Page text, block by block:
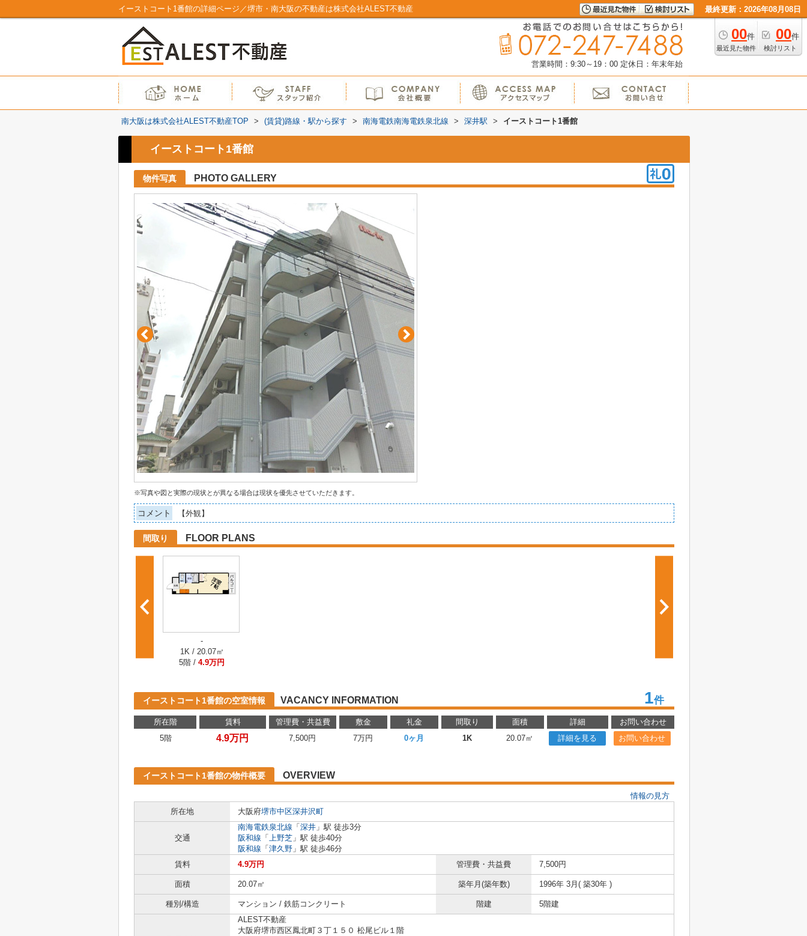
イーストコート1番館の詳細ページ／堺市・南大阪の不動産は株式会社ALEST不動産 最終更新：2026年08月08日
00件
最近見た物件
00件
検討リスト
営業時間：9:30～19：00 定休日：年末年始
南大阪は株式会社ALEST不動産TOP > (賃貸)路線・駅から探す > 南海電鉄南海電鉄泉北線 > 深井駅 > イーストコート1番館
イーストコート1番館
物件写真 PHOTO GALLERY
※写真や図と実際の現状とが異なる場合は現状を優先させていただきます。
コメント 【外観】
間取り FLOOR PLANS
-
1K / 20.07㎡
5階 / 4.9万円
イーストコート1番館の空室情報 VACANCY INFORMATION 1件
所在階 賃料 管理費・共益費 敷金 礼金 間取り 面積 詳細
お問い合わせ
5階
4.9万円 7,500円 7万円 0ヶ月 1K 20.07㎡ 詳細を見る お問い合わせ
イーストコート1番館の物件概要 OVERVIEW
情報の見方
所在地
大阪府堺市中区深井沢町
交通
南海電鉄泉北線 「 深井 」駅 徒歩3分
阪和線 「 上野芝 」駅 徒歩40分
阪和線 「 津久野 」駅 徒歩46分
賃料
4.9万円 管理費・共益費 7,500円
面積 20.07㎡ 築年月(築年数) 1996年 3月( 築30年 )
種別/構造 マンション / 鉄筋コンクリート 階建 5階建
ALEST不動産
大阪府堺市西区鳳北町３丁１５０ 松尾ビル１階